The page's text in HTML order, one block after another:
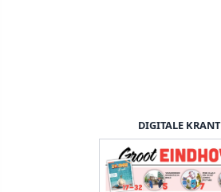
DIGITALE KRANT